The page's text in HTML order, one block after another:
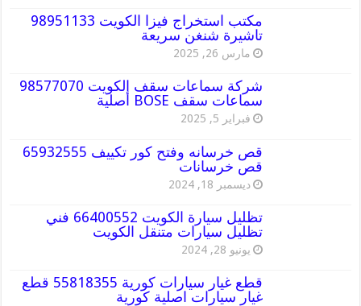
مكتب استخراج فيزا الكويت 98951133
تاشيرة شنغن سريعة
مارس 26, 2025
شركة سماعات سقف الكويت 98577070
سماعات سقف BOSE أصلية
فبراير 5, 2025
قص خرسانه وفتح كور تكييف 65932555
قص خرسانات
ديسمبر 18, 2024
تظليل سيارة الكويت 66400552 فني
تظليل سيارات متنقل الكويت
يونيو 28, 2024
قطع غيار سيارات كورية 55818355 قطع
غيار سيارات اصلية كورية